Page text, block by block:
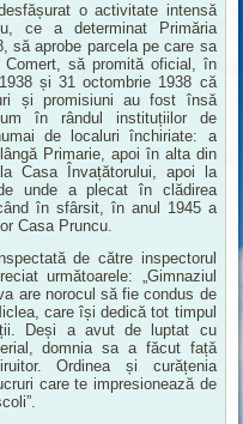
o activitate intensă
ce a determinat Primăria
să aprobe parcela pe care sa
să promită oficial, în
și 31 octombrie 1938 că
și promisiuni au fost însă
în rândul instituțiilor de
de localuri închiriate: a
Primarie, apoi în alta din
Casa Învațătorului, apoi la
unde a plecat în clădirea
în sfârsit, în anul 1945 a
Casa Pruncu.
de către inspectorul
următoarele: „Gimnaziul
are norocul să fie condus de
care își dedică tot timpul
Deși a avut de luptat cu
domnia sa a făcut față
Ordinea și curățenia
care te impresionează de